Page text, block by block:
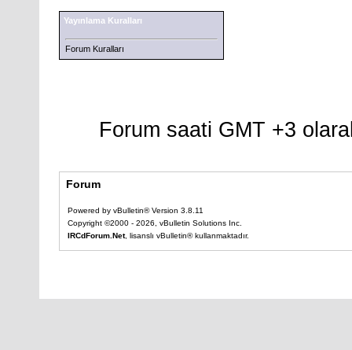
Yayınlama Kuralları
Forum Kuralları
Forum saati GMT +3
Forum
Powered by vBulletin® Version 3.8.11
Copyright ©2000 - 2026, vBulletin Solutions Inc.
IRCdForum.Net, lisanslı vBulletin® kullanmaktadır.